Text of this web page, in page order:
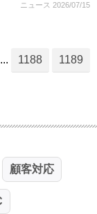
ニュース 2026/07/15
... 1188 1189
顧客対応